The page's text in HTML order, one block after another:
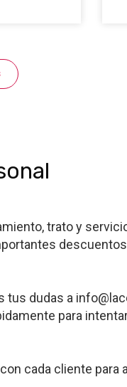
trato y
dudas a
para
cada cliente para